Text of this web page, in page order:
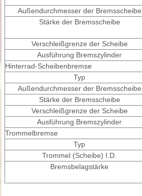
Außendurchmesser der Bremsscheibe
Stärke der Bremsscheibe
Verschleißgrenze der Scheibe
Ausführung Bremszylinder
Hinterrad-Scheibenbremse
Typ
Außendurchmesser der Bremsscheibe
Stärke der Bremsscheibe
Verschleißgrenze der Scheibe
Ausführung Bremszylinder
Trommelbremse
Typ
Trommel (Scheibe) I.D.
Bremsbelagstärke